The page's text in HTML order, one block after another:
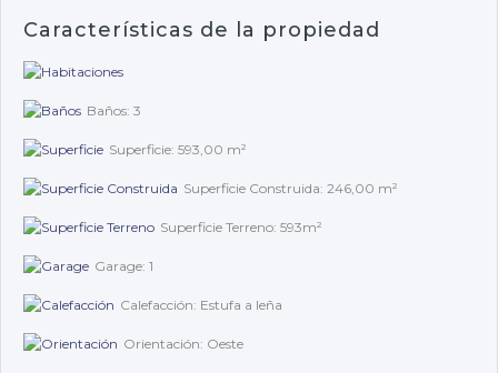
Características de la propiedad
Baños: 3
Superficie: 593,00 m²
Superficie Construida: 246,00 m²
Superficie Terreno: 593m²
Garage: 1
Calefacción: Estufa a leña
Orientación: Oeste